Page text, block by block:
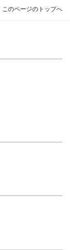
このページのトップへ